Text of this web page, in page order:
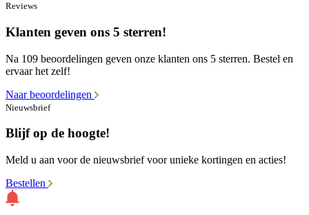
Reviews
Klanten geven ons 5 sterren!
Na 109 beoordelingen geven onze klanten ons 5 sterren. Bestel en
ervaar het zelf!
Naar beoordelingen
Nieuwsbrief
Blijf op de hoogte!
Meld u aan voor de nieuwsbrief voor unieke kortingen en acties!
Bestellen